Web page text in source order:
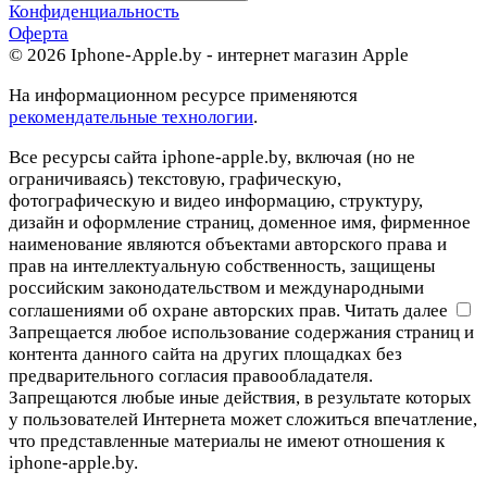
Конфиденциальность
Оферта
© 2026 Iphone-Apple.by - интернет магазин Apple
На информационном ресурсе применяются
рекомендательные технологии.
Все ресурсы сайта iphone-apple.by, включая (но не
ограничиваясь) текстовую, графическую,
фотографическую и видео информацию, структуру,
дизайн и оформление страниц, доменное имя, фирменное
наименование являются объектами авторского права и
прав на интеллектуальную собственность, защищены
российским законодательством и международными
соглашениями об охране авторских прав. Читать далее
Запрещается любое использование содержания страниц и
контента данного сайта на других площадках без
предварительного согласия правообладателя.
Запрещаются любые иные действия, в результате которых
у пользователей Интернета может сложиться впечатление,
что представленные материалы не имеют отношения к
iphone-apple.by.